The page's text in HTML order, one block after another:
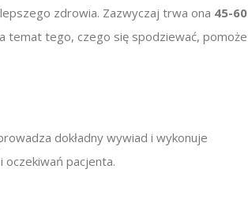
zdrowia. Zazwyczaj trwa ona 45-60
temat tego, czego się spodziewać, pomoże
dokładny wywiad i wykonuje
oczekiwań pacjenta.